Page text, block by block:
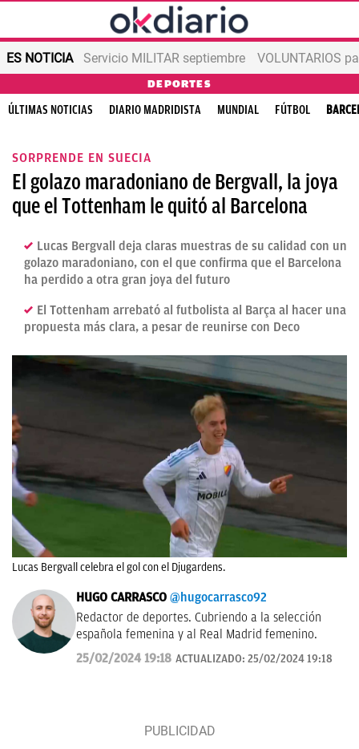
ES NOTICIA Servicio MILITAR septiembre VOLUNTARIOS
DEPORTES
ÚLTIMAS NOTICIAS DIARIO MADRIDISTA MUNDIAL FÚTBOL
SORPRENDE EN SUECIA
El golazo maradoniano de Bergvall, la joya
que el Tottenham le quitó al Barcelona
Lucas Bergvall deja claras muestras de su calidad con un
golazo maradoniano, con el que confirma que el Barcelona
ha perdido a otra gran joya del futuro
El Tottenham arrebató al futbolista al Barça al hacer una
propuesta más clara, a pesar de reunirse con Deco
Lucas Bergvall celebra el gol con el Djugardens.
HUGO CARRASCO @hugocarrasco92
Redactor de deportes. Cubriendo a la selección
española femenina y al Real Madrid femenino.
25/02/2024 19:18 ACTUALIZADO: 25/02/2024 19:18